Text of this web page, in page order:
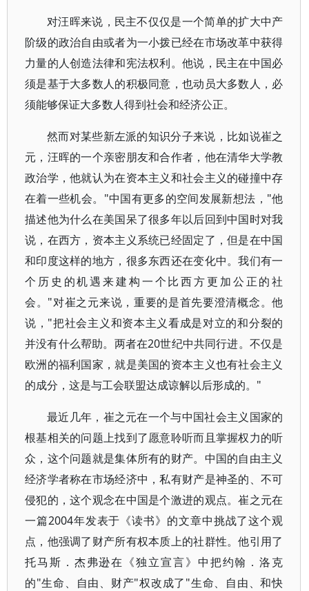
对汪晖来说，民主不仅仅是一个简单的扩大中产
阶级的政治自由或者为一小拨已经在市场改革中获得
力量的人创造法律和宪法权利。他说，民主在中国必
须是基于大多数人的积极同意，也动员大多数人，必
须能够保证大多数人得到社会和经济公正。
然而对某些新左派的知识分子来说，比如说崔之
元，汪晖的一个亲密朋友和合作者，他在清华大学教
政治学，他就认为在资本主义和社会主义的碰撞中存
在着一些机会。"中国有更多的空间发展新想法，"他
描述他为什么在美国呆了很多年以后回到中国时对我
说，在西方，资本主义系统已经固定了，但是在中国
和印度这样的地方，很多东西还在变化中。我们有一
个历史的机遇来建构一个比西方更加公正的社
会。"对崔之元来说，重要的是首先要澄清概念。他
说，"把社会主义和资本主义看成是对立的和分裂的
并没有什么帮助。两者在20世纪中共同行进。不仅是
欧洲的福利国家，就是美国的资本主义也有社会主义
的成分，这是与工会联盟达成谅解以后形成的。"
最近几年，崔之元在一个与中国社会主义国家的
根基相关的问题上找到了愿意聆听而且掌握权力的听
众，这个问题就是集体所有的财产。中国的自由主义
经济学者称在市场经济中，私有财产是神圣的、不可
侵犯的，这个观念在中国是个激进的观点。崔之元在
一篇2004年发表于《读书》的文章中挑战了这个观
点，他强调了财产所有权本质上的社群性。他引用了
托马斯．杰弗逊在《独立宣言》中把约翰．洛克
的"生命、自由、财产"权改成了"生命、自由、和快